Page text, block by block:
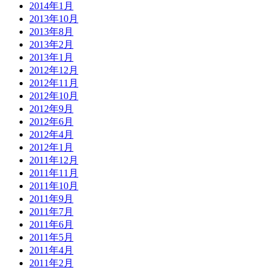
2014年1月
2013年10月
2013年8月
2013年2月
2013年1月
2012年12月
2012年11月
2012年10月
2012年9月
2012年6月
2012年4月
2012年1月
2011年12月
2011年11月
2011年10月
2011年9月
2011年7月
2011年6月
2011年5月
2011年4月
2011年2月